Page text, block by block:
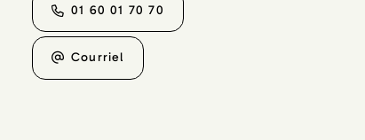
01 60 01 70 70
Courriel